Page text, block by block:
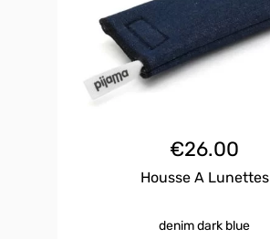
€26.00
Housse A Lunettes
denim dark blue